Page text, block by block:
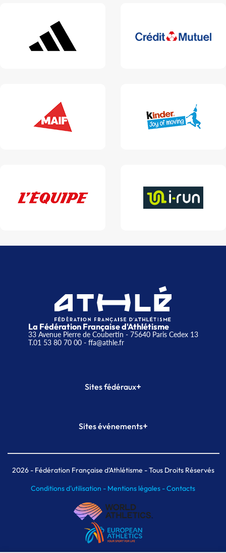
La Fédération Française d'Athlétisme
33 Avenue Pierre de Coubertin - 75640 Paris Cedex 13
T.01 53 80 70 00- ffa@athle.fr
Sites fédéraux+
Plateforme Formation
Sites événements+
Meeting de Paris indoor
MAIF Ekiden de Paris
2026- Fédération Française d'Athlétisme - Tous Droits Réservés
Conditions d'utilisation - Mentions légales -Contacts